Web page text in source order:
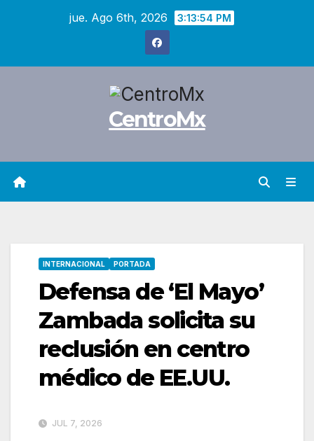
jue. Ago 6th, 2026 3:13:55 PM
CentroMx
INTERNACIONAL PORTADA
Defensa de ‘El Mayo’
Zambada solicita su
reclusión en centro
médico de EE.UU.
JUL 7, 2026